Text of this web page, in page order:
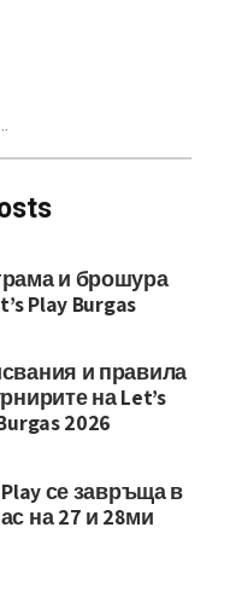
и брошура
Play Burgas
и правила
на Let’s
2026
Play се завръща в
на 27 и 28ми